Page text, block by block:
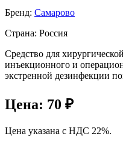
Бренд: Самарово
Страна: Россия
Средство для
инъекционного и
экстренной дезинфекции
Цена: 70 ₽
Цена указана с НДС 22%.